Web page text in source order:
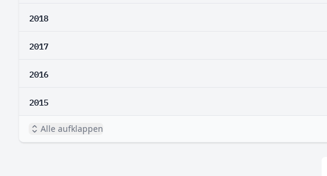
2018
2017
2016
2015
Alle aufklappen